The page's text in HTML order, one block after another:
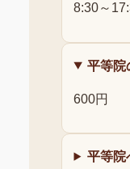
8:30～
平等院
600円
平等院